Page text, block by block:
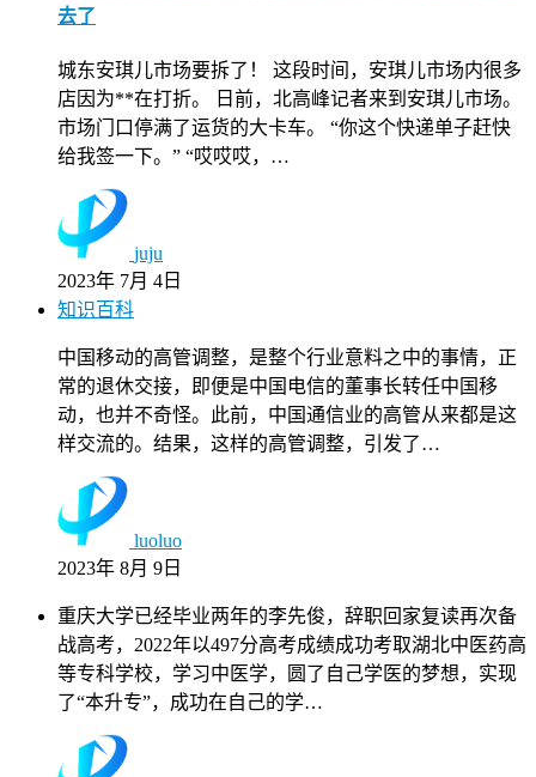
去了
城东安琪儿市场要拆了！ 这段时间，安琪儿市场内很多
店因为**在打折。 日前，北高峰记者来到安琪儿市场。
市场门口停满了运货的大卡车。 “你这个快递单子赶快
给我签一下。” “哎哎哎，…
juju
2023年 7月 4日
知识百科
中国移动的高管调整，是整个行业意料之中的事情，正
常的退休交接，即便是中国电信的董事长转任中国移
动，也并不奇怪。此前，中国通信业的高管从来都是这
样交流的。结果，这样的高管调整，引发了…
luoluo
2023年 8月 9日
重庆大学已经毕业两年的李先俊，辞职回家复读再次备
战高考，2022年以497分高考成绩成功考取湖北中医药高
等专科学校，学习中医学，圆了自己学医的梦想，实现
了“本升专”，成功在自己的学…